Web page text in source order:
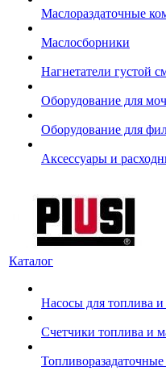
Маслораздаточные
Маслосборники
Нагнетатели густой
Оборудование для
Оборудование для
Аксессуары и
Каталог
Насосы для топлива и
Счетчики топлива и